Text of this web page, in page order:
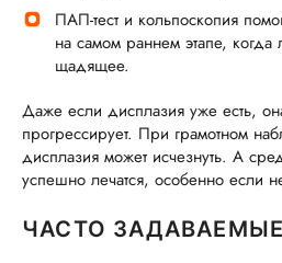
ПАП-тест и кольпоскопия
на самом раннем этапе, когда
щадящее.
Даже если дисплазия уже есть,
прогрессирует. При грамотном
дисплазия может исчезнуть. А
успешно лечатся, особенно если
ЧАСТО